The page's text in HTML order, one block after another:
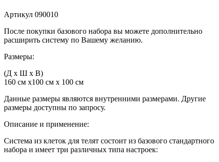
Артикул 090010
После покупки базового набора вы можете дополнительно
расширить систему по Вашему желанию.
Размеры:
(Д x Ш x В)
160 см х100 см х 100 см
Данные размеры являются внутренними размерами. Другие
размеры доступны по запросу.
Описание и применение:
Система из клеток для телят состоит из базового стандартного
набора и имеет три различных типа настроек: